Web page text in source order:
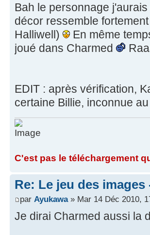
Bah le personnage
décor ressemble
Halliwell)
En même
joué dans Charmed
EDIT : après vérification,
certaine Billie, inconnue
C'est pas le téléchargement
Re: Le jeu des images
par Ayukawa» Mar 14 Déc 2010,
Je dirai Charmed aussi la